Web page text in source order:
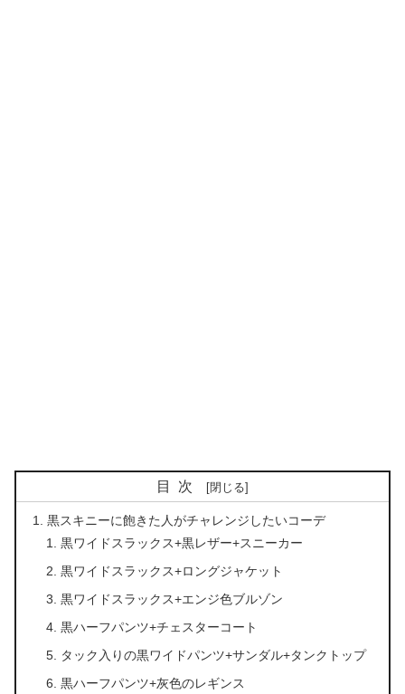
目次
黒スキニーに飽きた人がチャレンジしたいコーデ
黒ワイドスラックス+黒レザー+スニーカー
黒ワイドスラックス+ロングジャケット
黒ワイドスラックス+エンジ色ブルゾン
黒ハーフパンツ+チェスターコート
タック入りの黒ワイドパンツ+サンダル+タンクトップ
黒ハーフパンツ+灰色のレギンス